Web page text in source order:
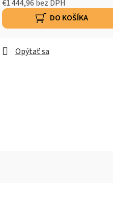
€1 444,96 bez DPH
DO KOŠÍKA
Opýtať sa